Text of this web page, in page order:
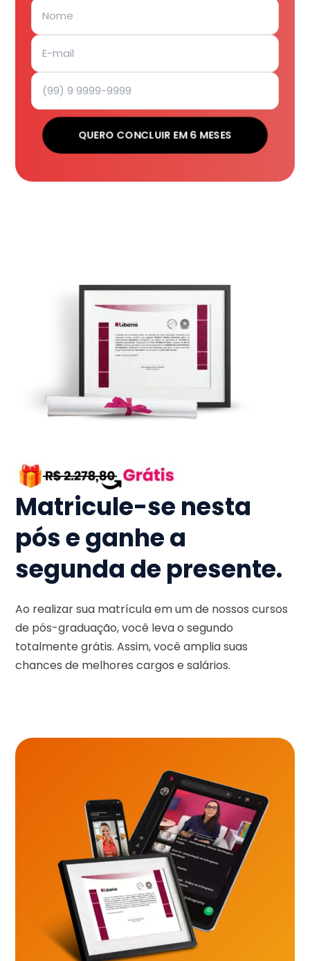
QUERO CONCLUIR EM 6 MESES
Matricule-se nesta
pós e ganhe a
segunda de presente.
Ao realizar sua matrícula em um de nossos cursos
de pós-graduação, você leva o segundo
totalmente grátis. Assim, você amplia suas
chances de melhores cargos e salários.